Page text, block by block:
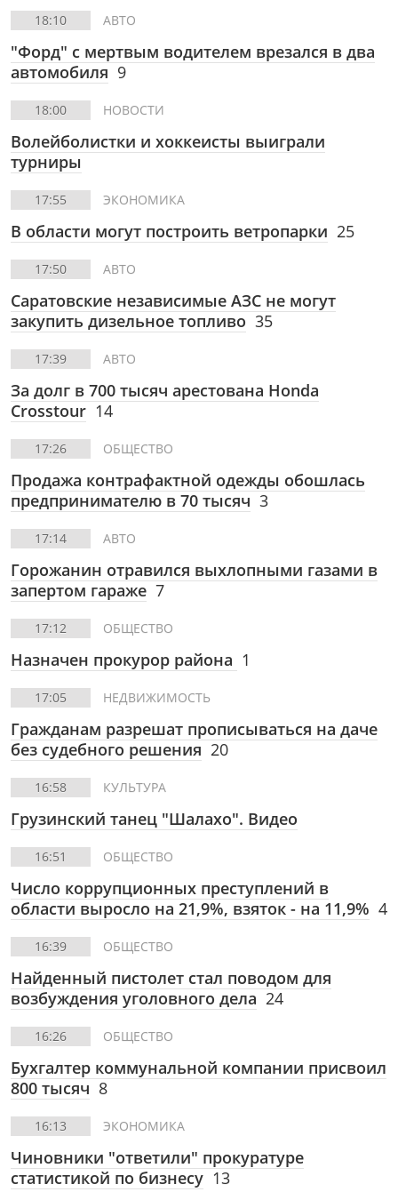
18:10 АВТО
"Форд" с мертвым водителем врезался в два
автомобиля 9
18:00 НОВОСТИ
Волейболистки и хоккеисты выиграли
турниры
17:55 ЭКОНОМИКА
В области могут построить ветропарки 25
17:50 АВТО
Саратовские независимые АЗС не могут
закупить дизельное топливо 35
17:39 АВТО
За долг в 700 тысяч арестована Honda
Crosstour 14
17:26 ОБЩЕСТВО
Продажа контрафактной одежды обошлась
предпринимателю в 70 тысяч 3
17:14 АВТО
Горожанин отравился выхлопными газами в
запертом гараже 7
17:12 ОБЩЕСТВО
Назначен прокурор района 1
17:05 НЕДВИЖИМОСТЬ
Гражданам разрешат прописываться на даче
без судебного решения 20
16:58 КУЛЬТУРА
Грузинский танец "Шалахо". Видео
16:51 ОБЩЕСТВО
Число коррупционных преступлений в
области выросло на 21,9%, взяток - на 11,9% 4
16:39 ОБЩЕСТВО
Найденный пистолет стал поводом для
возбуждения уголовного дела 24
16:26 ОБЩЕСТВО
Бухгалтер коммунальной компании присвоил
800 тысяч 8
16:13 ЭКОНОМИКА
Чиновники "ответили" прокуратуре
статистикой по бизнесу 13